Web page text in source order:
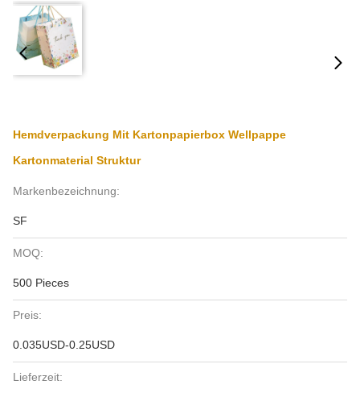
Hemdverpackung Mit Kartonpapierbox Wellpappe
Kartonmaterial Struktur
Markenbezeichnung:
SF
MOQ:
500 Pieces
Preis:
0.035USD-0.25USD
Lieferzeit: